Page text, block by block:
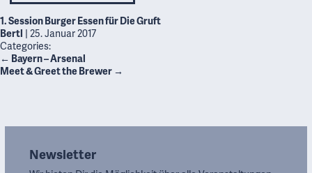
1. Session Burger Essen für Die Gruft
Bertl | 25. Januar 2017
Categories:
← Bayern – Arsenal
Meet & Greet the Brewer →
Newsletter